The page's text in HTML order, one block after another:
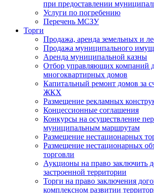
при предоставлении
Услуги по погребению
Перечень МСЗУ
Торги
Продажа, аренда земельных и
Продажа муниципального
Аренда муниципальной казны
Отбор управляющих компаний
многоквартирных домов
Капитальный ремонт домов за
ЖКХ
Размещение рекламных
Концессионные соглашения
Конкурсы на осуществление
муниципальным маршрутам
Размещение нестационарных
Размещение нестационарных
торговли
Аукционы на право заключить
застроенной территории
Торги на право заключения
комплексном развитии